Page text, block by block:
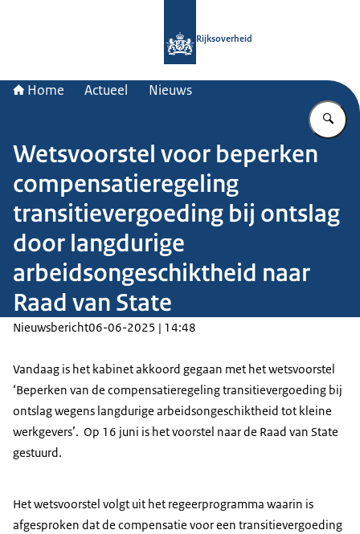
Rijksoverheid
Home Actueel Nieuws
Wetsvoorstel voor beperken
compensatieregeling
transitievergoeding bij ontslag
door langdurige
arbeidsongeschiktheid naar
Raad van State
Nieuwsbericht06-06-2025 | 14:48
Vandaag is het kabinet akkoord gegaan met het wetsvoorstel
‘Beperken van de compensatieregeling transitievergoeding bij
ontslag wegens langdurige arbeidsongeschiktheid tot kleine
werkgevers’. Op 16 juni is het voorstel naar de Raad van State
gestuurd.
Het wetsvoorstel volgt uit het regeerprogramma waarin is
afgesproken dat de compensatie voor een transitievergoeding